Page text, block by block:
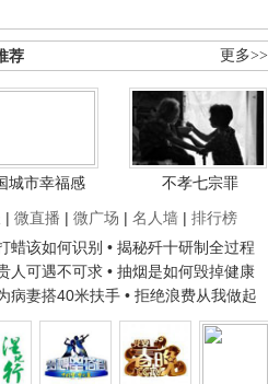
更多>>
荐
城市幸福感
不孝七宗罪
| 微直播 | 微广场 | 名人墙 | 排行榜
蜡该如何识别 • 揭秘歼十研制全过程
人可遇不可求 • 抽烟是如何毁掉健康
病妻搭40米扶手 • 拒绝浪费从我做起